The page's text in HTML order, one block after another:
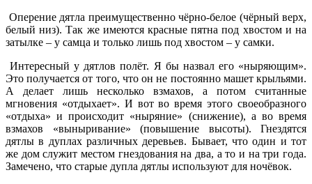
Оперение дятла преимущественно чёрно-белое (чёрный верх,
белый низ). Так же имеются красные пятна под хвостом и на
затылке – у самца и только лишь под хвостом – у самки.
Интересный у дятлов полёт. Я бы назвал его «ныряющим».
Это получается от того, что он не постоянно машет крыльями.
А делает лишь несколько взмахов, а потом считанные
мгновения «отдыхает». И вот во время этого своеобразного
«отдыха» и происходит «ныряние» (снижение), а во время
взмахов «выныривание» (повышение высоты). Гнездятся
дятлы в дуплах различных деревьев. Бывает, что один и тот
же дом служит местом гнездования на два, а то и на три года.
Замечено, что старые дупла дятлы используют для ночёвок.